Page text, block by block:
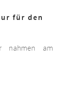
für den
nahmen am